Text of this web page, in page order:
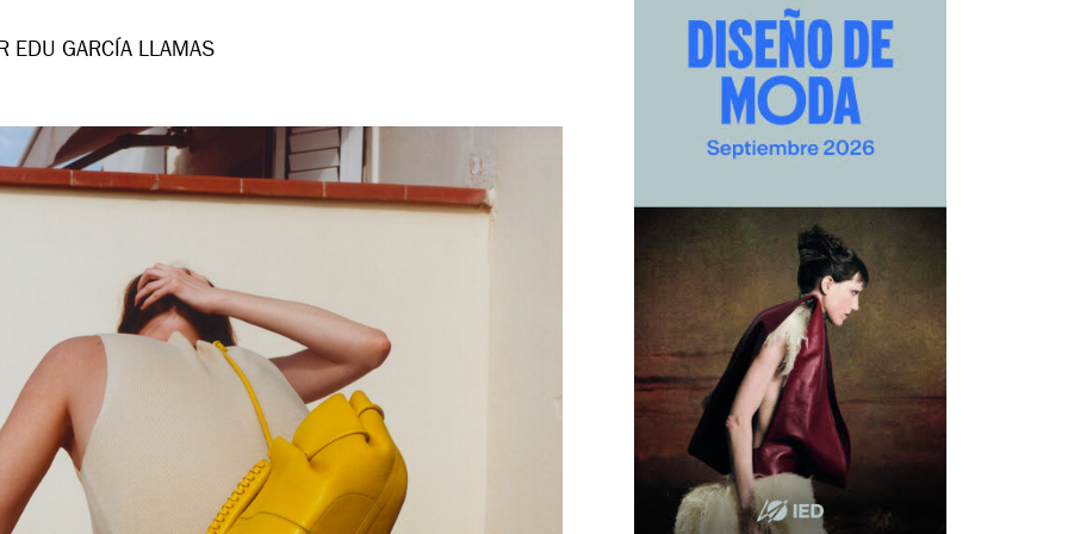
EDU GARCÍA LLAMAS